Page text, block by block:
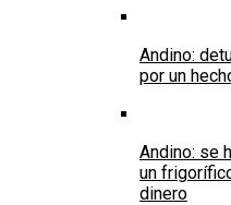
Andino:
por un
Andino: se
un
dinero